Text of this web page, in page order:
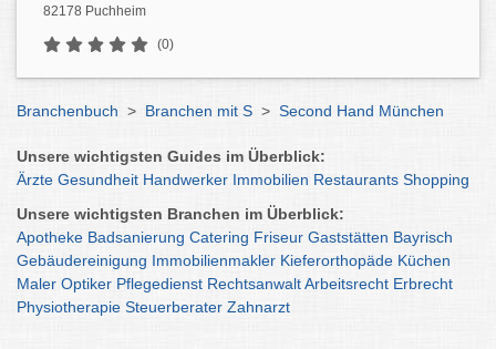
82178 Puchheim
(0)
Branchenbuch > Branchen mit S > Second Hand München
Unsere wichtigsten Guides im Überblick:
Ärzte Gesundheit Handwerker Immobilien Restaurants Shopping
Unsere wichtigsten Branchen im Überblick:
Apotheke Badsanierung Catering Friseur Gaststätten Bayrisch
Gebäudereinigung Immobilienmakler Kieferorthopäde Küchen
Maler Optiker Pflegedienst RechtsanwaltArbeitsrecht Erbrecht
Physiotherapie Steuerberater Zahnarzt